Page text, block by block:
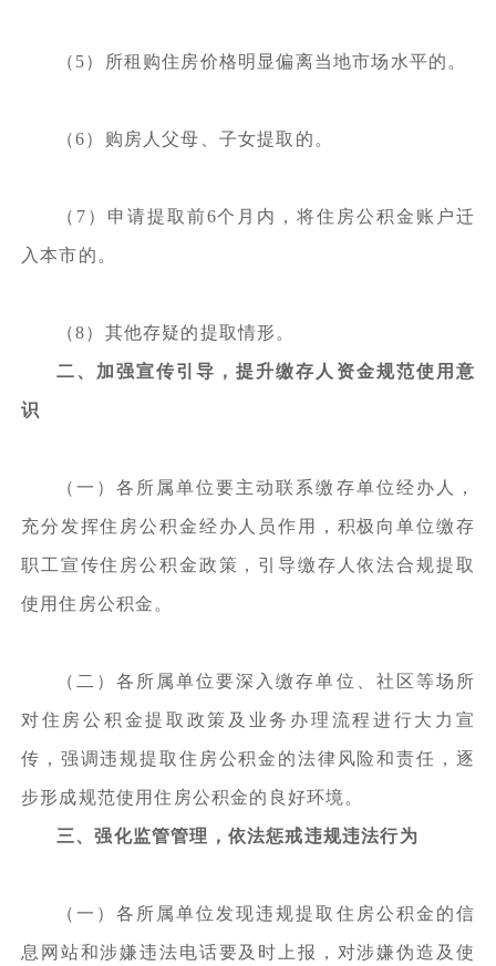
（5）所租购住房价格明显偏离当地市场水平的。
（6）购房人父母、子女提取的。
（7）申请提取前6个月内，将住房公积金账户迁
入本市的。
（8）其他存疑的提取情形。
二、加强宣传引导，提升缴存人资金规范使用意
识
（一）各所属单位要主动联系缴存单位经办人，
充分发挥住房公积金经办人员作用，积极向单位缴存
职工宣传住房公积金政策，引导缴存人依法合规提取
使用住房公积金。
（二）各所属单位要深入缴存单位、社区等场所
对住房公积金提取政策及业务办理流程进行大力宣
传，强调违规提取住房公积金的法律风险和责任，逐
步形成规范使用住房公积金的良好环境。
三、强化监管管理，依法惩戒违规违法行为
（一）各所属单位发现违规提取住房公积金的信
息网站和涉嫌违法电话要及时上报，对涉嫌伪造及使